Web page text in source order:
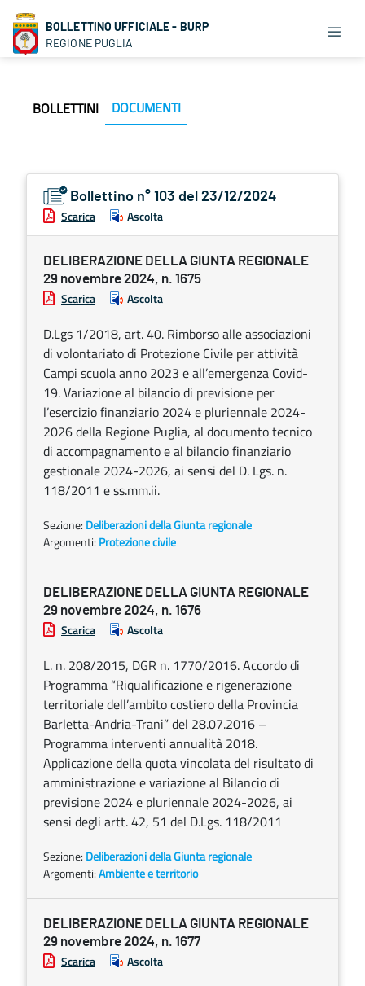
BOLLETTINO UFFICIALE - BURP
REGIONE PUGLIA
BOLLETTINI DOCUMENTI
Bollettino n° 103 del 23/12/2024
Scarica Ascolta
DELIBERAZIONE DELLA GIUNTA REGIONALE
29 novembre 2024, n. 1675
Scarica Ascolta
D.Lgs 1/2018, art. 40. Rimborso alle associazioni
di volontariato di Protezione Civile per attività
Campi scuola anno 2023 e all’emergenza Covid-
19. Variazione al bilancio di previsione per
l’esercizio finanziario 2024 e pluriennale 2024-
2026 della Regione Puglia, al documento tecnico
di accompagnamento e al bilancio finanziario
gestionale 2024-2026, ai sensi del D. Lgs. n.
118/2011 e ss.mm.ii.
Sezione: Deliberazioni della Giunta regionale
Argomenti: Protezione civile
DELIBERAZIONE DELLA GIUNTA REGIONALE
29 novembre 2024, n. 1676
Scarica Ascolta
L. n. 208/2015, DGR n. 1770/2016. Accordo di
Programma “Riqualificazione e rigenerazione
territoriale dell’ambito costiero della Provincia
Barletta-Andria-Trani” del 28.07.2016 –
Programma interventi annualità 2018.
Applicazione della quota vincolata del risultato di
amministrazione e variazione al Bilancio di
previsione 2024 e pluriennale 2024-2026, ai
sensi degli artt. 42, 51 del D.Lgs. 118/2011
Sezione: Deliberazioni della Giunta regionale
Argomenti:Ambiente e territorio
DELIBERAZIONE DELLA GIUNTA REGIONALE
29 novembre 2024, n. 1677
Scarica Ascolta